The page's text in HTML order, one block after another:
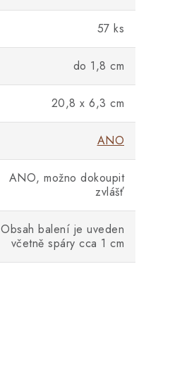
57 ks
do 1,8 cm
20,8 x 6,3 cm
ANO
ANO, možno dokoupit
zvlášť
Obsah balení je uveden
včetně spáry cca 1 cm